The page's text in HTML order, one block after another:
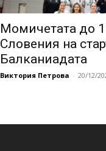
Момичетата до
Словения на
Балканиадата
Виктория Петрова - 20/12/